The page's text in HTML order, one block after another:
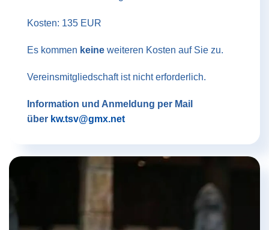
Kosten: 135 EUR
Es kommen keine weiteren Kosten auf Sie zu.
Vereinsmitgliedschaft ist nicht erforderlich.
Information und Anmeldung per Mail
über kw.tsv@gmx.net